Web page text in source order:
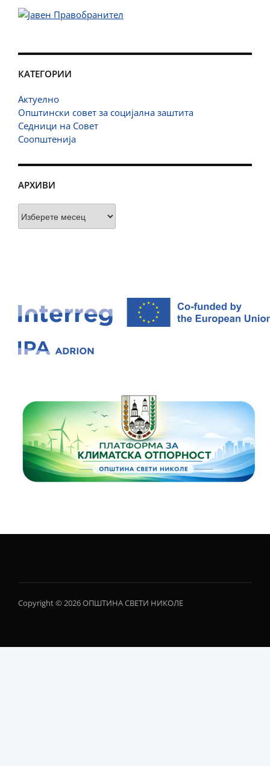
КАТЕГОРИИ
Актуелно
Општински совет за социјална заштита
Седници на Совет
Соопштенија
АРХИВИ
Copyright © 2026 ОПШТИНА СВЕТИ НИКОЛЕ